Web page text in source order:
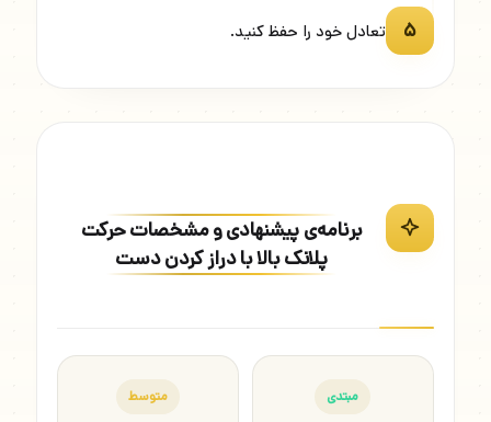
۵ تعادل خود را حفظ کنید.
برنامه‌ی پیشنهادی و مشخصات حرکت
پلانک بالا با دراز کردن دست
مبتدی متوسط